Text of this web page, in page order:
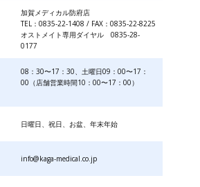
加賀メディカル防府店
TEL：0835-22-1408 / FAX：0835-22-8225
オストメイト専用ダイヤル 0835-28-
0177
08：30〜17：30、土曜日09：00〜17：
00（店舗営業時間10：00〜17：00）
日曜日、祝日、お盆、年末年始
info@kaga-medical.co.jp